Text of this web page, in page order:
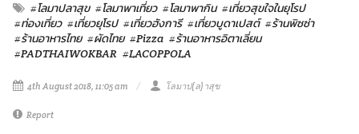
#โลมาปลาสุข #โลมาพาเที่ยว #โลมาพากิน #เที่ยวสุขใจในยุโรป
#ท่องเที่ยว #เที่ยวยุโรป #เที่ยวฮังการี #เที่ยวบูดาเปสต์ #ร้านพิซซ่า
#ร้านอาหารไทย #ผัดไทย #Pizza #ร้านอาหารอิตาเลี่ยน
#PADTHAIWOKBAR #LACOPPOLA
4th August 2018, 11:05 am โลมาป(ล)าสุข
Report